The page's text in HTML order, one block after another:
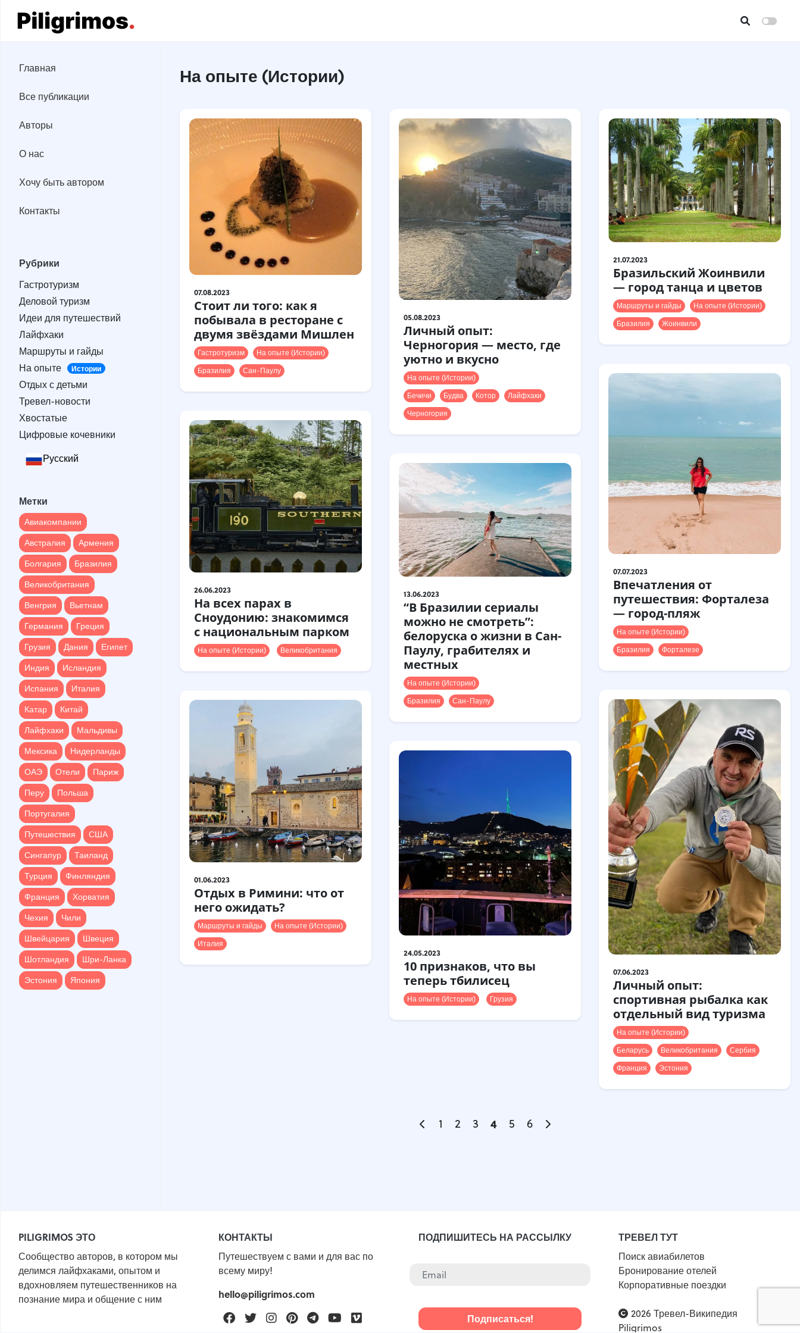
Гастротуризм
Деловой туризм
Идеи для путешествий
Лайфхаки
Маршруты и гайды
На опыте
Истории
Отдых с детьми
Тревел-новости
Хвостатые
Цифровые кочевники
Австралия
Армения
Болгария
Бразилия
Великобритания
Венгрия
Вьетнам
Германия
Греция
Грузия
Дания
Египет
Индия
Исландия
Испания
Италия
Катар
Китай
Лайфхаки
Мальдивы
Мексика
Нидерланды
ОАЭ
Отели
Париж
Перу
Польша
Португалия
Путешествия
США
Сингапур
Таиланд
Турция
Финляндия
Франция
Хорватия
Чехия
Чили
Швейцария
Швеция
Шотландия
Шри-Ланка
Эстония
Япония
Главная
Все публикации
Авторы
О нас
Хочу быть автором
Контакты
Рубрики
Гастротуризм
Деловой туризм
Идеи для путешествий
Лайфхаки
Маршруты и гайды
На опыте
Истории
Отдых с детьми
Тревел-новости
Хвостатые
Цифровые кочевники
Русский
Метки
Авиакомпании
Австралия
Армения
Болгария
Бразилия
Великобритания
Венгрия
Вьетнам
Германия
Греция
Грузия
Дания
Египет
Индия
Исландия
Испания
Италия
Катар
Китай
Лайфхаки
Мальдивы
Мексика
Нидерланды
ОАЭ
Отели
Париж
Перу
Польша
Португалия
Путешествия
США
Сингапур
Таиланд
Турция
Финляндия
Франция
Хорватия
Чехия
Чили
Швейцария
Швеция
Шотландия
Шри-Ланка
Эстония
Япония
На опыте (Истории)
07.08.2023
Стоит ли того: как я
побывала в ресторане с
двумя звёздами Мишлен
Гастротуризм
На опыте (Истории)
Бразилия
Сан-Паулу
05.08.2023
Личный опыт:
Черногория — место, где
уютно и вкусно
На опыте (Истории)
Бечичи
Будва Котор
Лайфхаки
Черногория
21.07.2023
Бразильский Жоинвили
— город танца и цветов
Маршруты и гайды
На опыте (Истории)
Бразилия
Жоинвили
07.07.2023
Впечатления от
путешествия: Форталеза
— город-пляж
На опыте (Истории)
Бразилия
Форталезе
26.06.2023
На всех парах в
Сноудонию: знакомимся
с национальным парком
На опыте (Истории) Великобритания
13.06.2023
“В Бразилии сериалы
можно не смотреть”:
белоруска о жизни в Сан-
Паулу, грабителях и
местных
На опыте (Истории)
Бразилия
Сан-Паулу
07.06.2023
Личный опыт:
спортивная рыбалка как
отдельный вид туризма
На опыте (Истории)
Беларусь
Великобритания
Сербия
Франция
Эстония
01.06.2023
Отдых в Римини: что от
него ожидать?
Маршруты и гайды
На опыте (Истории)
Италия
24.05.2023
10 признаков, что вы
теперь тбилисец
На опыте (Истории) Грузия
1 2 3 4 5 6
PILIGRIMOS ЭТО
Сообщество авторов, в котором мы
делимся лайфхаками, опытом и
вдохновляем путешественников на
познание мира и общение с ним
КОНТАКТЫ
Путешествуем с вами и для вас по
всему миру!
hello@piligrimos.com
FacebookTwitterInstagramPinterestTelegramYoutube
ПОДПИШИТЕСЬ НА РАССЫЛКУ ТРЕВЕЛ ТУТ
Поиск авиабилетов
Бронирование отелей
Корпоративные поездки
2026 Тревел-Википедия
Piligrimos